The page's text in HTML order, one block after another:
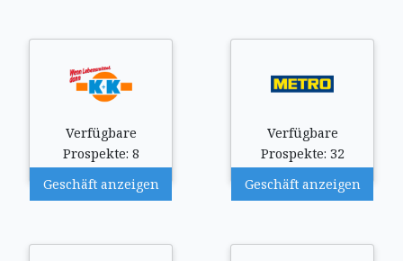
Verfügbare
Prospekte: 8
Geschäft anzeigen
Verfügbare
Prospekte: 32
Geschäft anzeigen